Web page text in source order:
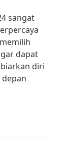
sangat
dapat
diri